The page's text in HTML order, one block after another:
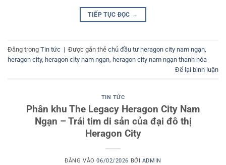
TIẾP TỤC ĐỌC →
Đăng trong Tin tức | Được gắn thẻ chủ đầu tư heragon city nam ngạn
heragon city, heragon city nam ngạn heragon city nam ngạn thanh hóa
Để lại bình luận
TIN TỨC
Phân khu The Legacy Heragon City Nam
Ngạn – Trái tim di sản của đại đô thị
Heragon City
ĐĂNG VÀO06/02/2026 BỞI ADMIN